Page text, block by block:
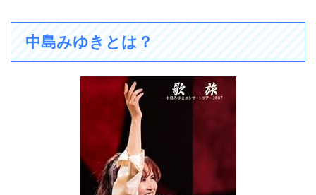
中島みゆきとは？